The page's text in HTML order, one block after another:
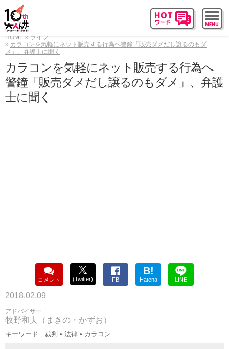
HOME
ライフ
カラコンを気軽にネット販売する行為へ警鐘「販売ダメだし譲るのもダ
メ」、弁護士に聞く
カラコンを気軽にネット販売する行為へ
警鐘「販売ダメだし譲るのもダメ」、弁護
士に聞く
コメント (Twitter) FB
B!
Hatena LINE
2018.02.09
アドバイザー :
牧野和夫（まきの・かずお）
キーワード : 裁判 • 法律 • カラコン